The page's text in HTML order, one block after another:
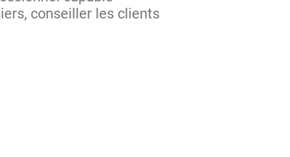
conseiller les clients